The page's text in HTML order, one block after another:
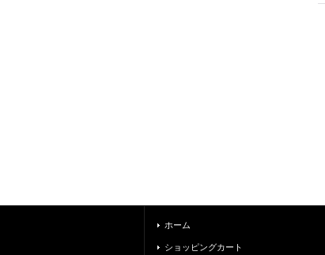
ホーム
ショッピングカート